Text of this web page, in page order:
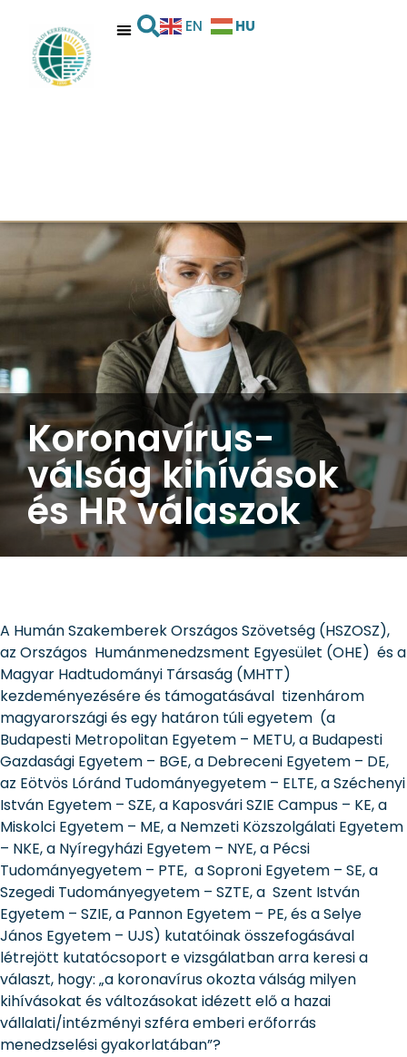
EN HU
Koronavírus-
válság kihívások
és HR válaszok
A Humán Szakemberek Országos Szövetség (HSZOSZ),
az Országos Humánmenedzsment Egyesület (OHE) és a
Magyar Hadtudományi Társaság (MHTT)
kezdeményezésére és támogatásával tizenhárom
magyarországi és egy határon túli egyetem (a
Budapesti Metropolitan Egyetem – METU, a Budapesti
Gazdasági Egyetem – BGE, a Debreceni Egyetem – DE,
az Eötvös Lóránd Tudományegyetem – ELTE, a Széchenyi
István Egyetem – SZE, a Kaposvári SZIE Campus – KE, a
Miskolci Egyetem – ME, a Nemzeti Közszolgálati Egyetem
– NKE, a Nyíregyházi Egyetem – NYE, a Pécsi
Tudományegyetem – PTE, a Soproni Egyetem – SE, a
Szegedi Tudományegyetem – SZTE, a Szent István
Egyetem – SZIE, a Pannon Egyetem – PE, és a Selye
János Egyetem – UJS) kutatóinak összefogásával
létrejött kutatócsoport e vizsgálatban arra keresi a
választ, hogy: „a koronavírus okozta válság milyen
kihívásokat és változásokat idézett elő a hazai
vállalati/intézményi szféra emberi erőforrás
menedzselési gyakorlatában”?